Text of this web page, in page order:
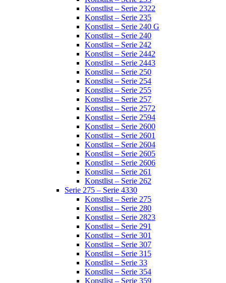
Konstlist – Serie 2322
Konstlist – Serie 235
Konstlist – Serie 240 G
Konstlist – Serie 240
Konstlist – Serie 242
Konstlist – Serie 2442
Konstlist – Serie 2443
Konstlist – Serie 250
Konstlist – Serie 254
Konstlist – Serie 255
Konstlist – Serie 257
Konstlist – Serie 2572
Konstlist – Serie 2594
Konstlist – Serie 2600
Konstlist – Serie 2601
Konstlist – Serie 2604
Konstlist – Serie 2605
Konstlist – Serie 2606
Konstlist – Serie 261
Konstlist – Serie 262
Serie 275 – Serie 4330
Konstlist – Serie 275
Konstlist – Serie 280
Konstlist – Serie 2823
Konstlist – Serie 291
Konstlist – Serie 301
Konstlist – Serie 307
Konstlist – Serie 315
Konstlist – Serie 33
Konstlist – Serie 354
Konstlist – Serie 359